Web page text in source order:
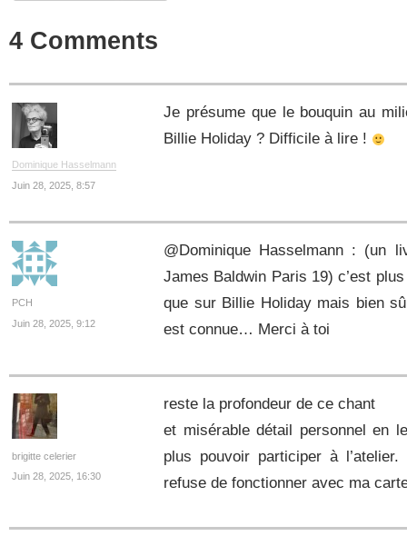
4 Comments
Dominique Hasselmann
Juin 28, 2025, 8:57
Je présume que le bouquin au
Billie Holiday ? Difficile à lire !
PCH
Juin 28, 2025, 9:12
@Dominique Hasselmann : (un
James Baldwin Paris 19) c’est
que sur Billie Holiday mais bien
est connue… Merci à toi
brigitte celerier
Juin 28, 2025, 16:30
reste la profondeur de ce chant
et misérable détail personnel en
plus pouvoir participer à
refuse de fonctionner avec ma